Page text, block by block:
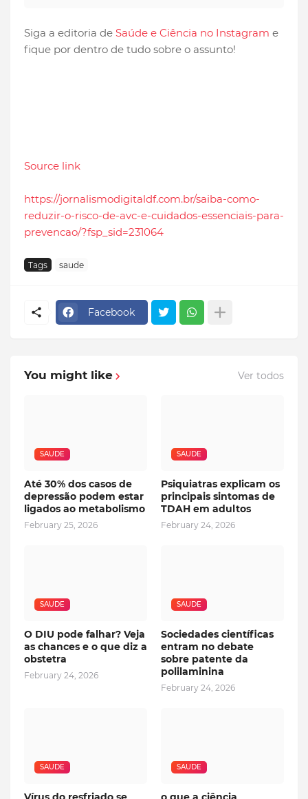
Siga a editoria de Saúde e Ciência no Instagram e
fique por dentro de tudo sobre o assunto!
Source link
https://jornalismodigitaldf.com.br/saiba-como-
reduzir-o-risco-de-avc-e-cuidados-essenciais-para-
prevencao/?fsp_sid=231064
Tags saude
Facebook
You might like Ver todos
SAUDE
Até 30% dos casos de
depressão podem estar
ligados ao metabolismo
February 25, 2026
SAUDE
Psiquiatras explicam os
principais sintomas de
TDAH em adultos
February 24, 2026
SAUDE
O DIU pode falhar? Veja
as chances e o que diz a
obstetra
February 24, 2026
SAUDE
Sociedades científicas
entram no debate
sobre patente da
polilaminina
February 24, 2026
SAUDE SAUDE